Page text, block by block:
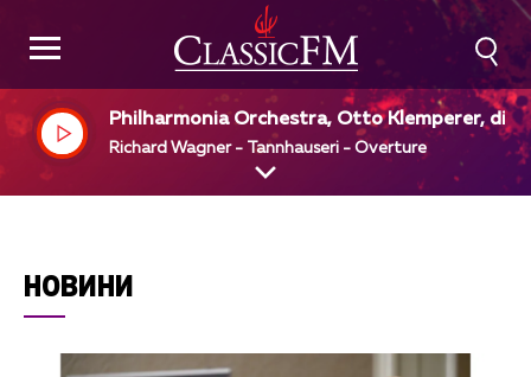
Philharmonia Orchestra, Otto Klemperer, dir
Richard Wagner - Tannhauseri - Overture
НОВИНИ